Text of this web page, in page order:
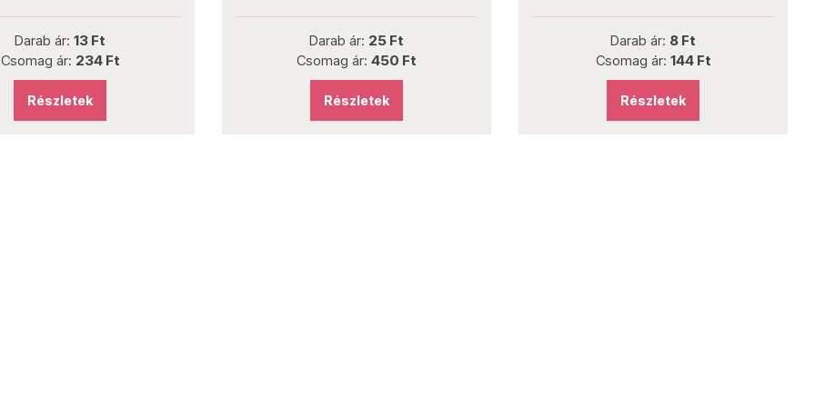
Darab ár: 13 Ft
Csomag ár: 234 Ft
Részletek
Darab ár: 25 Ft
Csomag ár: 450 Ft
Részletek
Darab ár: 8 Ft
Csomag ár: 144 Ft
Részletek